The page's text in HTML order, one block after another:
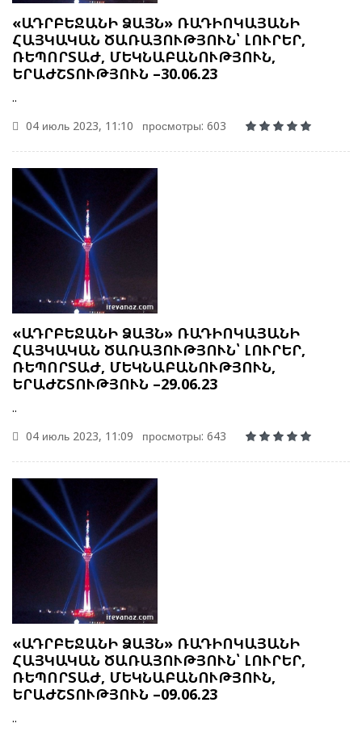
«ԱԴՐԲԵՋԱՆԻ ՁԱՅՆ» ՌԱԴԻՈԿԱՅԱՆԻ
ՀԱՅԿԱԿԱՆ ԾԱՌԱՅՈՒԹՅՈՒՆ՝ ԼՈՒՐԵՐ,
ՌԵՊՈՐՏԱԺ, ՄԵԿՆԱԲԱՆՈՒԹՅՈՒՆ,
ԵՐԱԺՇՏՈՒԹՅՈՒՆ –30.06.23
..
04 июль 2023, 11:10
просмотры: 603
«ԱԴՐԲԵՋԱՆԻ ՁԱՅՆ» ՌԱԴԻՈԿԱՅԱՆԻ
ՀԱՅԿԱԿԱՆ ԾԱՌԱՅՈՒԹՅՈՒՆ՝ ԼՈՒՐԵՐ,
ՌԵՊՈՐՏԱԺ, ՄԵԿՆԱԲԱՆՈՒԹՅՈՒՆ,
ԵՐԱԺՇՏՈՒԹՅՈՒՆ –29.06.23
..
04 июль 2023, 11:09
просмотры: 643
«ԱԴՐԲԵՋԱՆԻ ՁԱՅՆ» ՌԱԴԻՈԿԱՅԱՆԻ
ՀԱՅԿԱԿԱՆ ԾԱՌԱՅՈՒԹՅՈՒՆ՝ ԼՈՒՐԵՐ,
ՌԵՊՈՐՏԱԺ, ՄԵԿՆԱԲԱՆՈՒԹՅՈՒՆ,
ԵՐԱԺՇՏՈՒԹՅՈՒՆ –09.06.23
..